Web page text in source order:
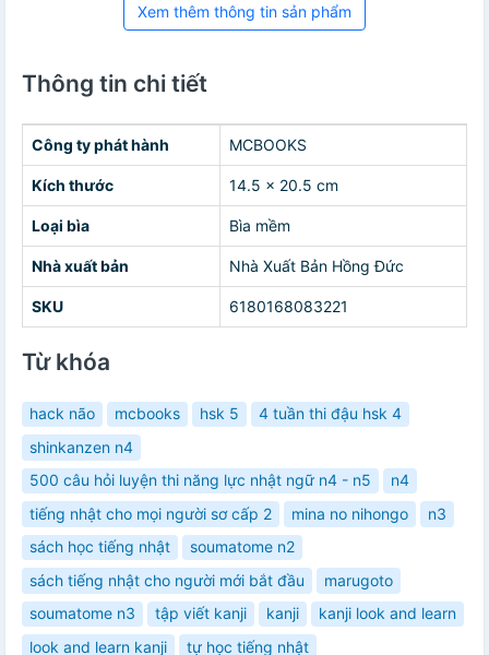
Xem thêm thông tin sản phẩm
Thông tin chi tiết
Công ty phát hành MCBOOKS
Kích thước 14.5 x 20.5 cm
Loại bìa Bìa mềm
Nhà xuất bản Nhà Xuất Bản Hồng Đức
SKU 6180168083221
Từ khóa
hack não mcbooks hsk 5
4 tuần thi đậu hsk 4
shinkanzen n4
500 câu hỏi luyện thi năng lực nhật ngữ n4 - n5
n4
tiếng nhật cho mọi người sơ cấp 2
mina no nihongo
n3
sách học tiếng nhật
soumatome n2
sách tiếng nhật cho người mới bắt đầu
marugoto
soumatome n3
tập viết kanji kanji
kanji look and learn
look and learn kanji
tự học tiếng nhật